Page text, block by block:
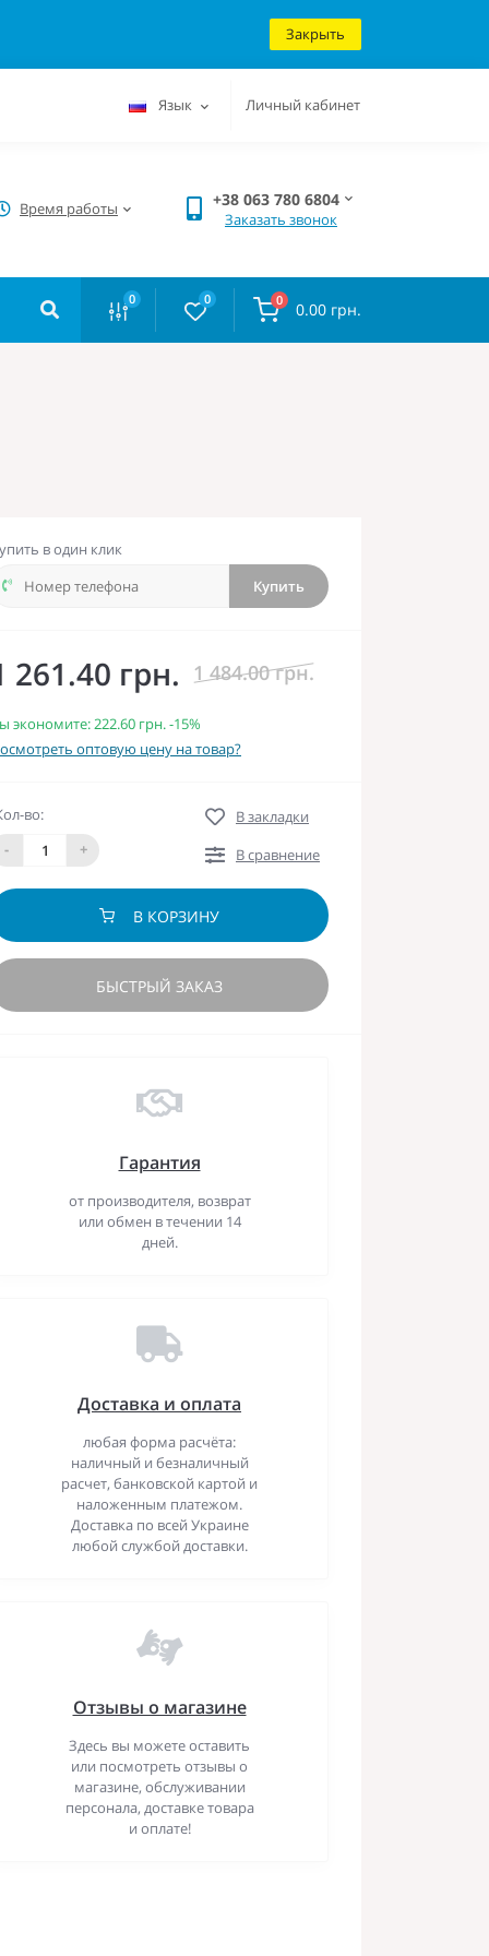
Закрыть
Язык Личный кабинет
Время работы +38 063 780 6804
Заказать звонок
0 0 0 0.00 грн.
в один клик
Купить
261.40 грн. 1 484.00 грн.
экономите:222.60 грн.-15%
оптовую цену на товар?
во:
-
+
В закладки
В сравнение
В КОРЗИНУ
БЫСТРЫЙ ЗАКАЗ
Гарантия
от производителя, возврат
или обмен в течении 14
дней.
Доставка и оплата
любая форма расчёта:
наличный и безналичный
расчет, банковской картой и
наложенным платежом.
Доставка по всей Украине
любой службой доставки.
Отзывы о магазине
Здесь вы можете оставить
или посмотреть отзывы о
магазине, обслуживании
персонала, доставке товара
и оплате!